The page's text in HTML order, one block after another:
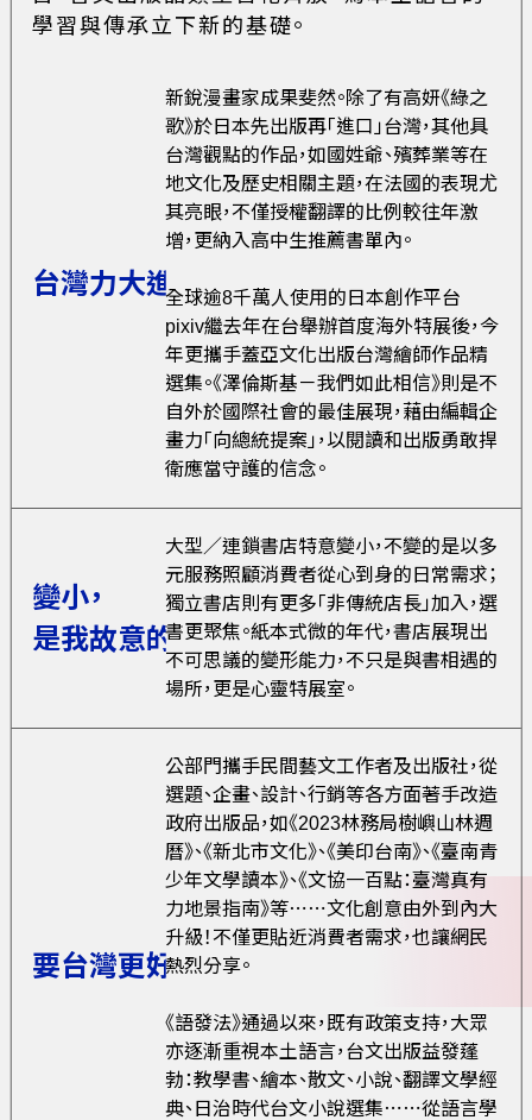
學習與傳承立下新的基礎。
台灣力大進擊！
新銳漫畫家成果斐然。除了有高妍《綠之
歌》於日本先出版再「進口」台灣，其他具
台灣觀點的作品，如國姓爺、殯葬業等在
地文化及歷史相關主題，在法國的表現尤
其亮眼，不僅授權翻譯的比例較往年激
增，更納入高中生推薦書單內。
全球逾8千萬人使用的日本創作平台
pixiv繼去年在台舉辦首度海外特展後，今
年更攜手蓋亞文化出版台灣繪師作品精
選集。《澤倫斯基－我們如此相信》則是不
自外於國際社會的最佳展現，藉由編輯企
畫力「向總統提案」，以閱讀和出版勇敢捍
衛應當守護的信念。
變小，
是我故意的！
大型／連鎖書店特意變小，不變的是以多
元服務照顧消費者從心到身的日常需求；
獨立書店則有更多「非傳統店長」加入，選
書更聚焦。紙本式微的年代，書店展現出
不可思議的變形能力，不只是與書相遇的
場所，更是心靈特展室。
要台灣更好看！
公部門攜手民間藝文工作者及出版社，從
選題、企畫、設計、行銷等各方面著手改造
政府出版品，如《2023林務局樹嶼山林週
曆》、《新北市文化》、《美印台南》、《臺南青
少年文學讀本》、《文協一百點：臺灣真有
力地景指南》等⋯⋯文化創意由外到內大
升級！不僅更貼近消費者需求，也讓網民
熱烈分享。
《語發法》通過以來，既有政策支持，大眾
亦逐漸重視本土語言，台文出版益發蓬
勃：教學書、繪本、散文、小說、翻譯文學經
典、日治時代台文小說選集⋯⋯從語言學